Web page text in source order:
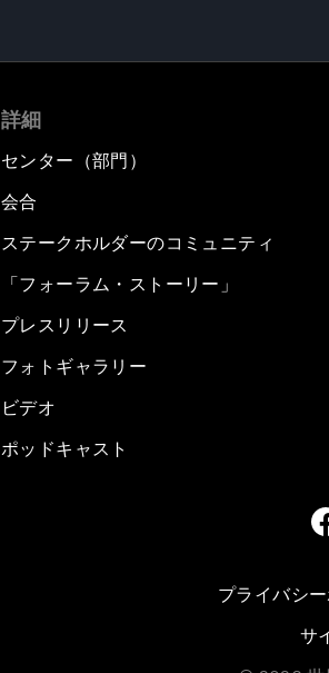
詳細
センター（部門）
会合
ステークホルダーのコミュニティ
「フォーラム・ストーリー」
プレスリリース
フォトギャラリー
ビデオ
ポッドキャスト
プライバシ
サ